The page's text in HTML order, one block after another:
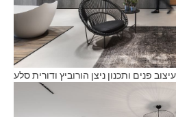
פנים ותכנון ניצן הורוביץ ודורית סלע